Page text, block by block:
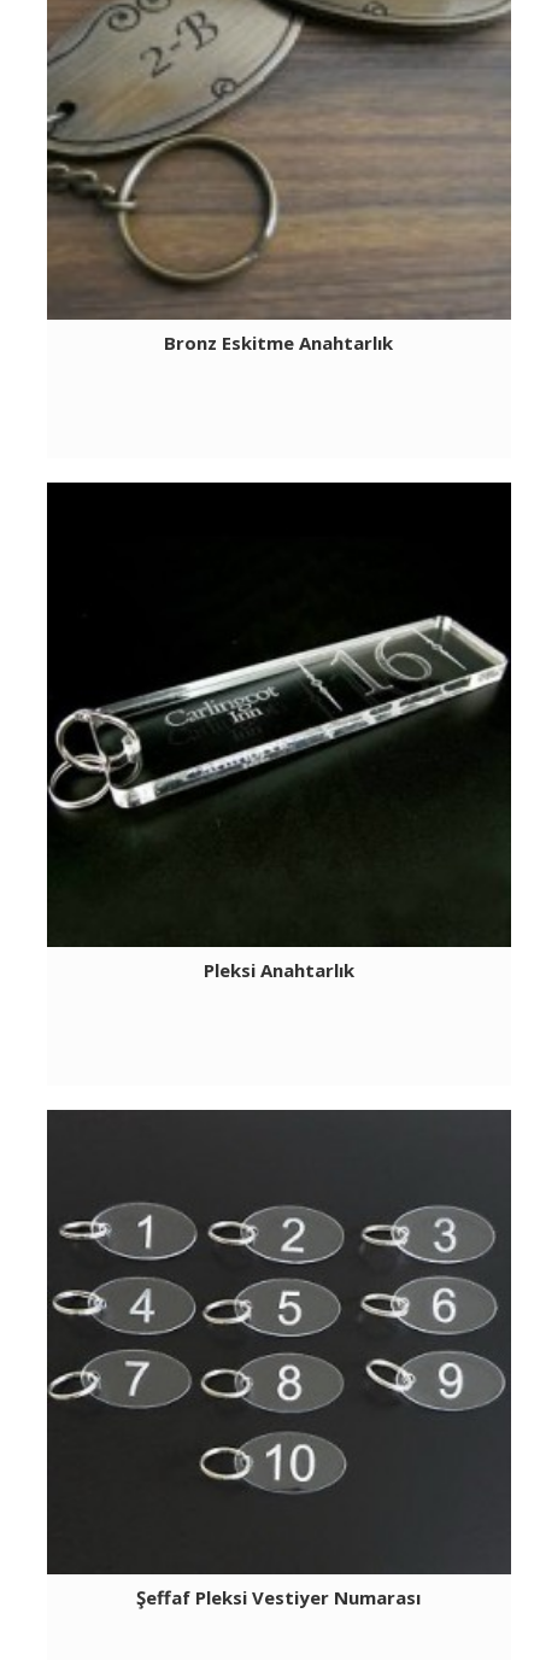
Bronz Eskitme Anahtarlık
Pleksi Anahtarlık
Şeffaf Pleksi Vestiyer Numarası